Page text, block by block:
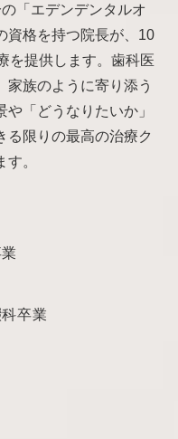
「エデンデンタルオ
資格を持つ院長が、10
を提供します。歯科医
家族のように寄り添う
「どうなりたいか」
る限りの最高の治療ク
。
卒業